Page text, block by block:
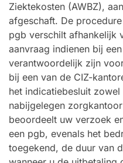
Ziektekosten (AWBZ),
afgeschaft. De
pgb verschilt afhankelijk
aanvraag indienen bij
verantwoordelijk zijn
bij een van de CIZ-
het indicatiebesluit zowel
nabijgelegen
beoordeelt uw verzoek
een pgb, evenals het
toegekend, de duur van